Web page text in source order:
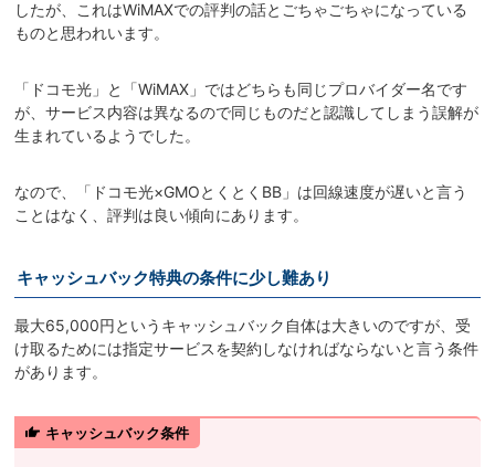
したが、これはWiMAXでの評判の話とごちゃごちゃになっている
ものと思われいます。
「ドコモ光」と「WiMAX」ではどちらも同じプロバイダー名です
が、サービス内容は異なるので同じものだと認識してしまう誤解が
生まれているようでした。
なので、「ドコモ光×GMOとくとくBB」は回線速度が遅いと言う
ことはなく、評判は良い傾向にあります。
キャッシュバック特典の条件に少し難あり
最大65,000円というキャッシュバック自体は大きいのですが、受
け取るためには指定サービスを契約しなければならないと言う条件
があります。
キャッシュバック条件